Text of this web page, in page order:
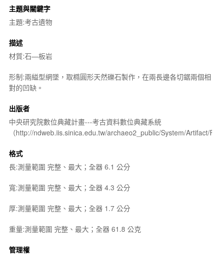
主題與關鍵字
主題:考古遺物
描述
材質:石—板岩
形制:兩縊型網墜，取橢圓形天然礫石製作，在兩長邊各切鋸兩個相
對的凹缺。
出版者
中央研究院數位典藏計畫---考古資料數位典藏系統
（http://ndweb.iis.sinica.edu.tw/archaeo2_public/System/Artifact/
格式
長:測量範圍 完整、最大；全器 6.1 公分
寬:測量範圍 完整、最大；全器 4.3 公分
厚:測量範圍 完整、最大；全器 1.7 公分
重量:測量範圍 完整、最大；全器 61.8 公克
管理權